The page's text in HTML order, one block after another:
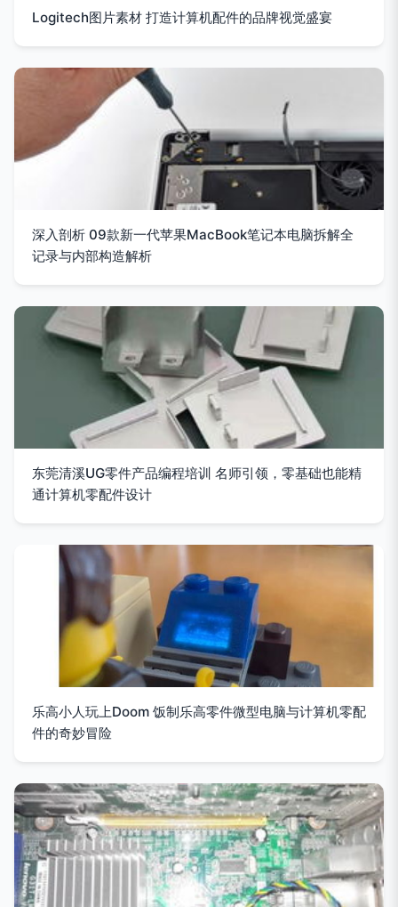
Logitech图片素材 打造计算机配件的品牌视觉盛宴
深入剖析 09款新一代苹果MacBook笔记本电脑拆解全
记录与内部构造解析
东莞清溪UG零件产品编程培训 名师引领，零基础也能精
通计算机零配件设计
乐高小人玩上Doom 饭制乐高零件微型电脑与计算机零配
件的奇妙冒险